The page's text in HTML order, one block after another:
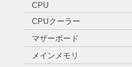
CPU
CPUクーラー
マザーボード
メインメモリ